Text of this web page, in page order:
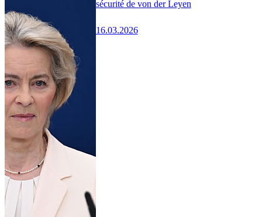
sécurité de von der Leyen
16.03.2026